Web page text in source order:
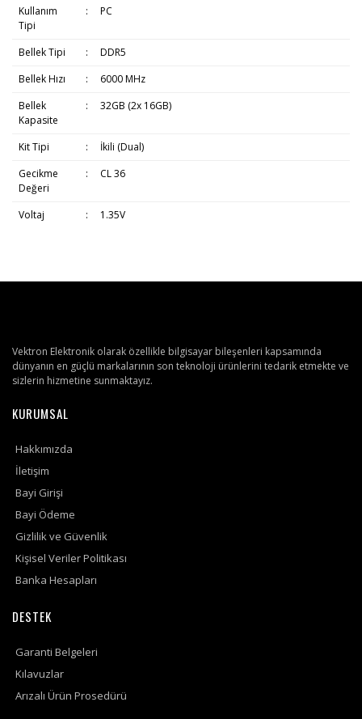
Kullanım
Tipi
: PC
Bellek Tipi :
DDR5
Bellek Hızı
:
6000 MHz
Bellek
Kapasite
: 32GB (2x 16GB)
Kit Tipi :
İkili (Dual)
Gecikme
Değeri
: CL 36
Voltaj : 1.35V
Vektron Elektronik olarak özellikle bilgisayar bileşenleri kapsamında
dünyanın en güçlü markalarının son teknoloji ürünlerini tedarik etmekte ve
sizlerin hizmetine sunmaktayız.
KURUMSAL
Hakkımızda
İletişim
Bayi Girişi
Bayi Ödeme
Gizlilik ve Güvenlik
Kişisel Veriler Politikası
Banka Hesapları
DESTEK
Garanti Belgeleri
Kılavuzlar
Arızalı Ürün Prosedürü